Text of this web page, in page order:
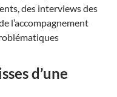
des interviews des
l’accompagnement
d’une